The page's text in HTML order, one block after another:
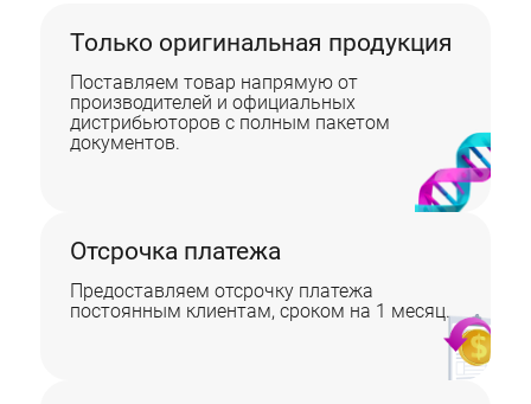
Только оригинальная продукция
Поставляем товар напрямую от
производителей и официальных
дистрибьюторов с полным пакетом
документов.
Отсрочка платежа
Предоставляем отсрочку платежа
постоянным клиентам, сроком на 1 месяц.